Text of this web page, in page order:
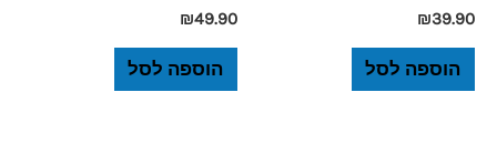
₪39.90
הוספה לסל
₪49.90
הוספה לסל